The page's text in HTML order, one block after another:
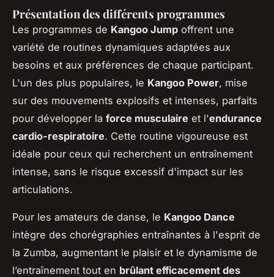
Présentation des différents programmes
Les programmes de Kangoo Jump offrent une
variété de routines dynamiques adaptées aux
besoins et aux préférences de chaque participant.
L'un des plus populaires, le Kangoo Power, mise
sur des mouvements explosifs et intenses, parfaits
pour développer la force musculaire et l'endurance
cardio-respiratoire. Cette routine vigoureuse est
idéale pour ceux qui recherchent un entraînement
intense, sans le risque excessif d'impact sur les
articulations.
Pour les amateurs de danse, le Kangoo Dance
intègre des chorégraphies entraînantes à l'esprit de
la Zumba, augmentant le plaisir et le dynamisme de
l’entraînement tout en brûlant efficacement des